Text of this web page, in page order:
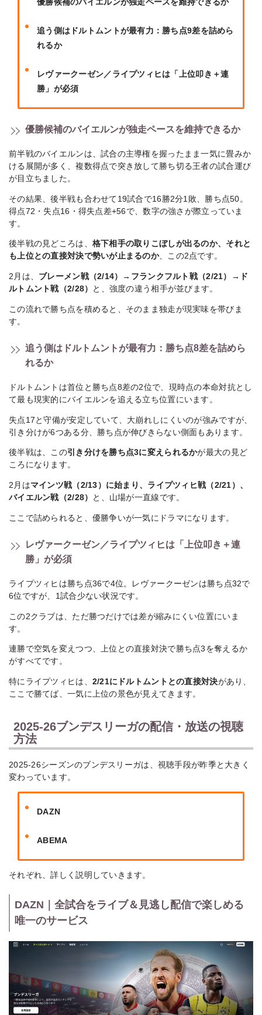
追う側はドルトムントが最有力：勝ち点9差を詰めら
れるか
レヴァークーゼン／ライプツィヒは「上位叩き＋連
勝」が必須
優勝候補のバイエルンが独走ペースを維持できるか
前半戦のバイエルンは、試合の主導権を握ったまま一気に畳みか
ける展開が多く、複数得点で突き放して勝ち切る王者の試合運び
が目立ちました。
その結果、後半戦も合わせて19試合で16勝2分1敗、勝ち点50。
得点72・失点16・得失点差+56で、数字の強さが際立っていま
す。
後半戦の見どころは、 格下相手の取りこぼしが出るのか、それと
も上位との直接対決で勢いが止まるのか、この2点です。
2月は、 ブレーメン戦（2/14）→フランクフルト戦（2/21）→ド
ルトムント戦（2/28）
と、強度の違う相手が並びます。
この流れで勝ち点を積めると、そのまま独走が現実味を帯びま
す。
追う側はドルトムントが最有力：勝ち点8差を詰めら
れるか
ドルトムントは首位と勝ち点8差の2位で、現時点の本命対抗とし
て最も現実的にバイエルンを追える立ち位置にいます。
失点17と守備が安定していて、大崩れしにくいのが強みですが、
引き分けが6つある分、勝ち点が伸びきらない側面もあります。
後半戦は、この引き分けを勝ち点3に変えられるかが最大の見ど
ころになります。
2月はマインツ戦（2/13）に始まり、ライプツィヒ戦（2/21）、
バイエルン戦（2/28）
と、山場が一直線です。
ここで詰められると、優勝争いが一気にドラマになります。
レヴァークーゼン／ライプツィヒは「上位叩き＋連
勝」が必須
ライプツィヒは勝ち点36で4位。レヴァークーゼンは勝ち点32で
6位ですが、1試合少ない状況です。
この2クラブは、ただ勝つだけでは差が縮みにくい位置にいま
す。
連勝で空気を変えつつ、上位との直接対決で勝ち点3を奪えるか
がすべてです。
特にライプツィヒは、 2/21にドルトムントとの直接対決があり、
ここで勝てば、一気に上位の景色が見えてきます。
2025-26ブンデスリーガの配信・放送の視聴
方法
2025-26シーズンのブンデスリーガは、視聴手段が昨季と大きく
変わっています。
DAZN
ABEMA
それぞれ、詳しく説明していきます。
DAZN｜全試合をライブ＆見逃し配信で楽しめる
唯一のサービス